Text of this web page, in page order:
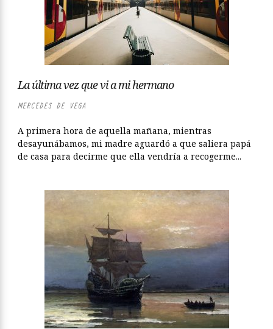
La última vez que vi a mi hermano
MERCEDES DE VEGA
A primera hora de aquella mañana, mientras
desayunábamos, mi madre aguardó a que saliera papá
de casa para decirme que ella vendría a recogerme...